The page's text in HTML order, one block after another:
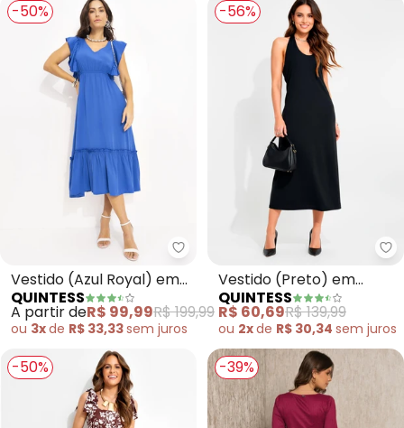
-50%
Quintess - Vestido (Azul Royal)
Vestido (Azul Royal) em
Viscose Plana
QUINTESS
A partir deR$ 99,99R$ 199,99
ou 3xde R$ 33,33sem juros
-56%
Vestido (Preto) em
Malha Crepe
QUINTESS
R$ 60,69R$ 139,99
ou 2xde R$ 30,34 sem juros
-50% -39%